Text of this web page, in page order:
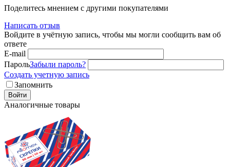
Поделитесь мнением с другими покупателями
Написать отзыв
Войдите в учётную запись, чтобы мы могли сообщить вам об
ответе
E-mail
ПарольЗабыли пароль?
Создать учетную запись
Запомнить
Войти
Аналогичные товары